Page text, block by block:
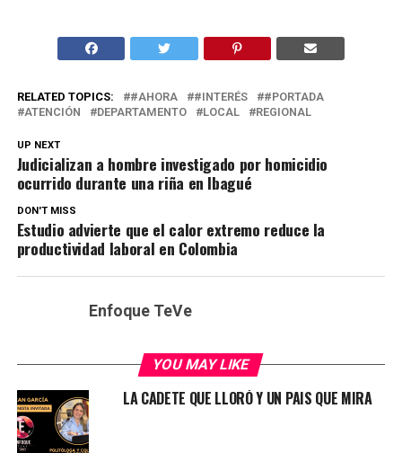
RELATED TOPICS: #AHORA #INTERÉS
#PORTADA
ATENCIÓN
DEPARTAMENTO LOCAL REGIONAL
UP NEXT
Judicializan a hombre investigado por homicidio
ocurrido durante una riña en Ibagué
DON'T MISS
Estudio advierte que el calor extremo reduce la
productividad laboral en Colombia
Enfoque TeVe
YOU MAY LIKE
LA CADETE QUE LLORÓ Y UN PAIS QUE MIRA